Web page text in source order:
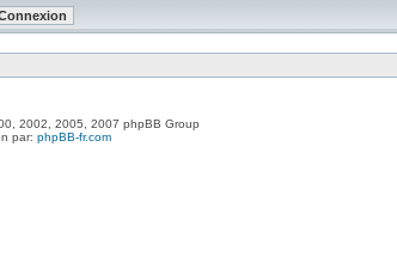
2002, 2005, 2007 phpBB Group
par: phpBB-fr.com